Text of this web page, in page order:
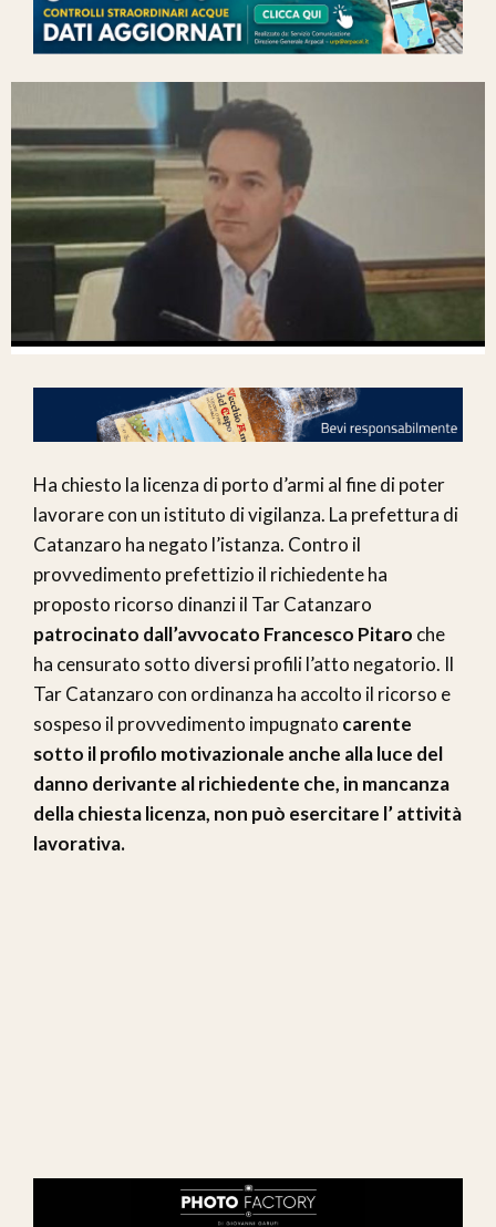
Ha chiesto la licenza di porto d’armi al fine di poter
lavorare con un istituto di vigilanza. La prefettura di
Catanzaro ha negato l’istanza. Contro il
provvedimento prefettizio il richiedente ha
proposto ricorso dinanzi il Tar Catanzaro
patrocinato dall’avvocato Francesco Pitaro che
ha censurato sotto diversi profili l’atto negatorio. Il
Tar Catanzaro con ordinanza ha accolto il ricorso e
sospeso il provvedimento impugnato carente
sotto il profilo motivazionale anche alla luce del
danno derivante al richiedente che, in mancanza
della chiesta licenza, non può esercitare l’ attività
lavorativa.